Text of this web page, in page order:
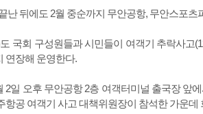
난 뒤에도 2월 중순까지 무안공항, 무안스포
국회 구성원들과 시민들이 여객기 추락사고
연장해 운영한다.
2일 오후 무안공항 2층 여객터미널 출국장 앞
항공 여객기 사고 대책위원장이 참석한 가운